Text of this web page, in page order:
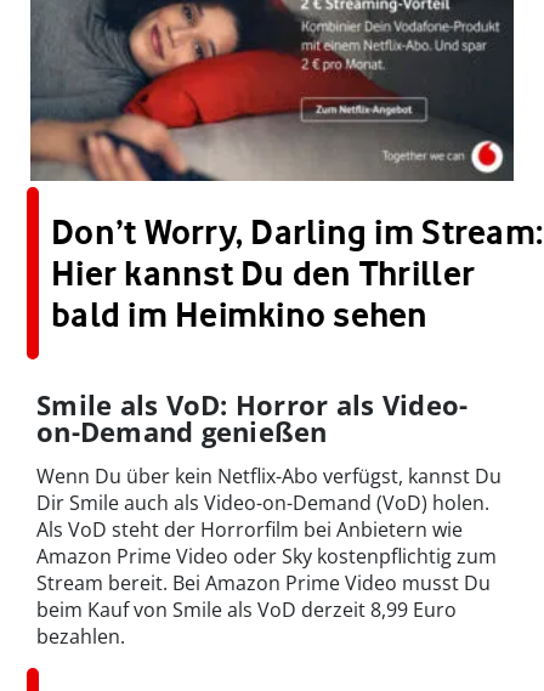
Don’t Worry, Darling im Stream:
Hier kannst Du den Thriller
bald im Heimkino sehen
Smile als VoD: Horror als Video-
on-Demand genießen
Wenn Du über kein Netflix-Abo verfügst, kannst Du
Dir Smile auch als Video-on-Demand (VoD) holen.
Als VoD steht der Horrorfilm bei Anbietern wie
Amazon Prime Video oder Sky kostenpflichtig zum
Stream bereit. Bei Amazon Prime Video musst Du
beim Kauf von Smile als VoD derzeit 8,99 Euro
bezahlen.